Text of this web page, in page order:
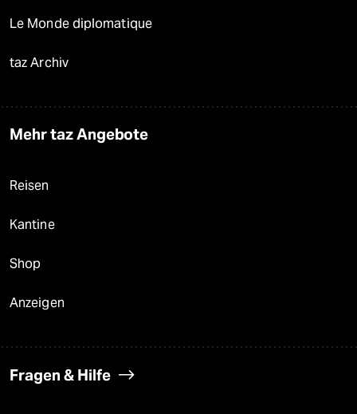
Le Monde diplomatique
taz Archiv
Mehr taz Angebote
Reisen
Kantine
Shop
Anzeigen
Fragen & Hilfe